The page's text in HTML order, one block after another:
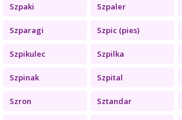
Szpaki Szpaler
Szparagi Szpic (pies)
Szpikulec Szpilka
Szpinak Szpital
Szron Sztandar